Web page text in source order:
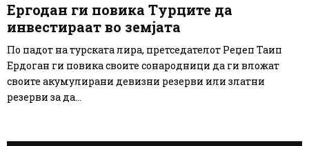
Ергодан ги повика Турците да
инвестираат во земјата
По падот на турската лира, претседателот Реџеп Таип
Ердоган ги повика своите сонародници да ги вложат
своите акумулирани девизни резерви или златни
резерви за да...